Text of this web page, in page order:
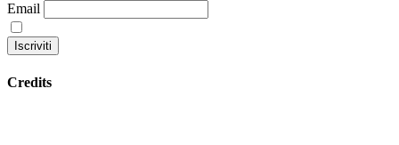
Email
Credits